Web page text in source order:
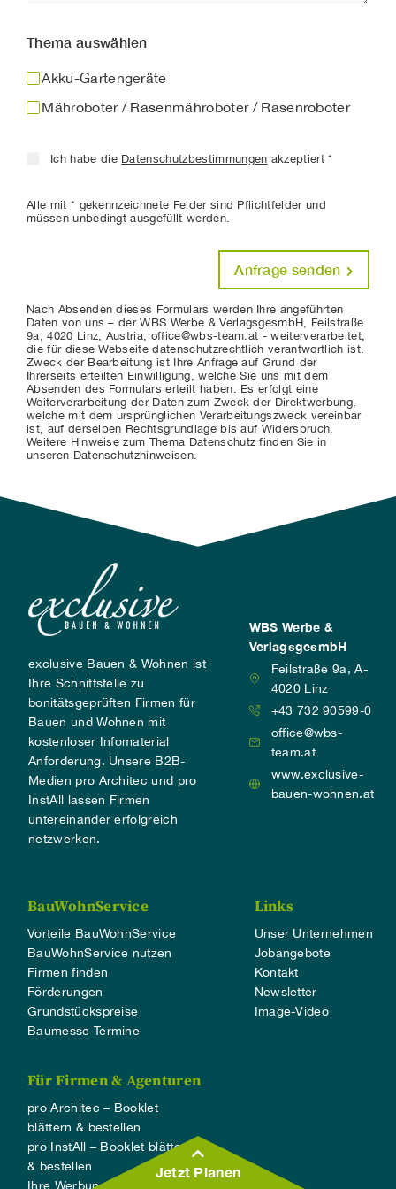
Thema auswählen
Akku-Gartengeräte
Mähroboter / Rasenmähroboter / Rasenroboter
Ich habe die Datenschutzbestimmungen akzeptiert *
Alle mit * gekennzeichnete Felder sind Pflichtfelder und
müssen unbedingt ausgefüllt werden.
Anfrage senden
Nach Absenden dieses Formulars werden Ihre angeführten
Daten von uns – der WBS Werbe & VerlagsgesmbH, Feilstraße
9a, 4020 Linz, Austria, office@wbs-team.at - weiterverarbeitet,
die für diese Webseite datenschutzrechtlich verantwortlich ist.
Zweck der Bearbeitung ist Ihre Anfrage auf Grund der
Ihrerseits erteilten Einwilligung, welche Sie uns mit dem
Absenden des Formulars erteilt haben. Es erfolgt eine
Weiterverarbeitung der Daten zum Zweck der Direktwerbung,
welche mit dem ursprünglichen Verarbeitungszweck vereinbar
ist, auf derselben Rechtsgrundlage bis auf Widerspruch.
Weitere Hinweise zum Thema Datenschutz finden Sie in
unseren Datenschutzhinweisen.
Jetzt Planen
exclusive Bauen & Wohnen ist
Ihre Schnittstelle zu
bonitätsgeprüften Firmen für
Bauen und Wohnen mit
kostenloser Infomaterial
Anforderung. Unsere B2B-
Medien pro Architec und pro
InstAll lassen Firmen
untereinander erfolgreich
netzwerken.
WBS Werbe &
VerlagsgesmbH
Feilstraße 9a, A-
4020 Linz
+43 732 90599-0
office@wbs-
team.at
www.exclusive-
bauen-wohnen.at
BauWohnService
Vorteile BauWohnService
BauWohnService nutzen
Firmen finden
Förderungen
Grundstückspreise
Baumesse Termine
Links
Unser Unternehmen
Jobangebote
Kontakt
Newsletter
Image-Video
Für Firmen & Agenturen
pro Architec – Booklet
blättern & bestellen
pro InstAll – Booklet blättern
& bestellen
Ihre Werbung B2C